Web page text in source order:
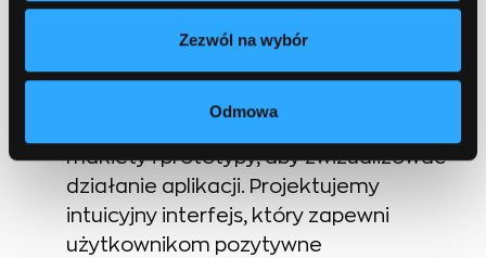
Zezwól na wybór
Odmowa
kosztownych błędów w przyszłości.
makiety i prototypy, aby zwizualizować
działanie aplikacji. Projektujemy
intuicyjny interfejs, który zapewni
użytkownikom pozytywne